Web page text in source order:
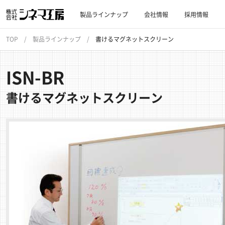
製品ラインナップ 会社情報 採用情報
TOP 製品ラインナップ 書けるマグネットスクリーン
ISN-BR
書けるマグネットスクリーン